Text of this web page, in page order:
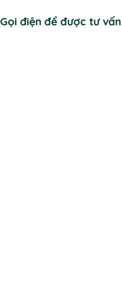
Gọi điện để được tư